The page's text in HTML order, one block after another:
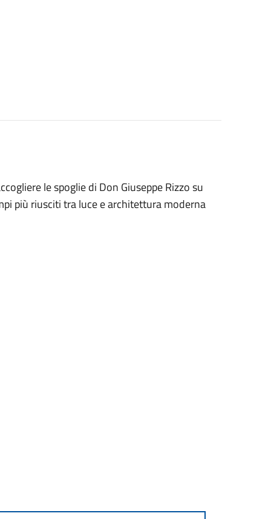
le spoglie di Don Giuseppe Rizzo su
più riusciti tra luce e architettura moderna